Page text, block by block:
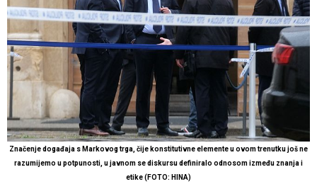
Značenje događaja s Markovog trga, čije konstitutivne elemente u ovom trenutku još ne
razumijemo u potpunosti, u javnom se diskursu definiralo odnosom između znanja i
etike (FOTO: HINA)